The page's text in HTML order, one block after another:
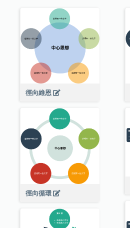
徑向維恩
徑向循環